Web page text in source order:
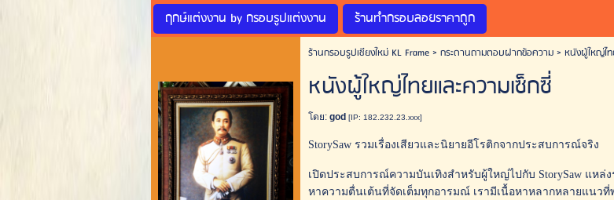
ฤกษ์แต่งงาน by กรอบรูปแต่งงาน
ร้านทำกรอบลอยราคาถูก
ร้านกรอบรูปเชียงใหม่ KL Frame> กระดานถามตอบฝากข้อความ> หนังผู้ใหญ่ไ
หนังผู้ใหญ่ไทยและความเซ็กซี่
โดย:god [IP: 182.232.23.xxx]
StorySaw รวมเรื่องเสียวและนิยายอีโรติกจากประสบการณ์จริง
เปิดประสบการณ์ความบันเทิงสำหรับผู้ใหญ่ไปกับ StorySaw แหล่
หาความตื่นเต้นที่จัดเต็มทุกอารมณ์ เรามีเนื้อหาหลากหลายแนว